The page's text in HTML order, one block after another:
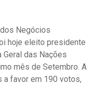
Negócios
hoje eleito presidente
das Nações
mês de Setembro. A
a favor em 190 votos,